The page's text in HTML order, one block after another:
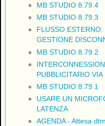
MB STUDIO 8.79.4
MB STUDIO 8.79.3
FLUSSO
GESTIONE
MB STUDIO 8.79.2
PUBBLICITARIO
MB STUDIO 8.79.1
USARE UN
LATENZA
AGENDA - Attesa